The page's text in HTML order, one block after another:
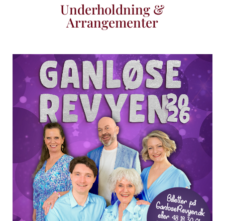
Underholdning &
Arrangementer